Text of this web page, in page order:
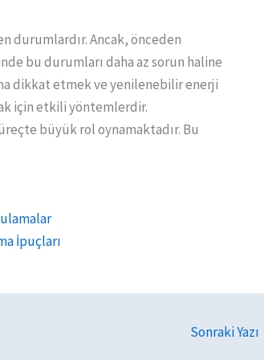
durumlardır. Ancak, önceden
bu durumları daha az sorun haline
dikkat etmek ve yenilenebilir enerji
için etkili yöntemlerdir.
büyük rol oynamaktadır. Bu
İpuçları
Sonraki Yazı